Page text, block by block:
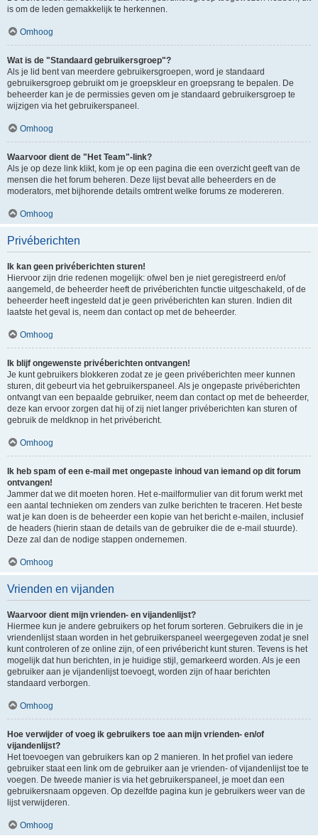
is om de leden gemakkelijk te herkennen.
Omhoog
Wat is de "Standaard gebruikersgroep"?
Als je lid bent van meerdere gebruikersgroepen, word je standaard
gebruikersgroep gebruikt om je groepskleur en groepsrang te bepalen. De
beheerder kan je de permissies geven om je standaard gebruikersgroep te
wijzigen via het gebruikerspaneel.
Omhoog
Waarvoor dient de "Het Team"-link?
Als je op deze link klikt, kom je op een pagina die een overzicht geeft van de
mensen die het forum beheren. Deze lijst bevat alle beheerders en de
moderators, met bijhorende details omtrent welke forums ze modereren.
Omhoog
Privéberichten
Ik kan geen privéberichten sturen!
Hiervoor zijn drie redenen mogelijk: ofwel ben je niet geregistreerd en/of
aangemeld, de beheerder heeft de privéberichten functie uitgeschakeld, of de
beheerder heeft ingesteld dat je geen privéberichten kan sturen. Indien dit
laatste het geval is, neem dan contact op met de beheerder.
Omhoog
Ik blijf ongewenste privéberichten ontvangen!
Je kunt gebruikers blokkeren zodat ze je geen privéberichten meer kunnen
sturen, dit gebeurt via het gebruikerspaneel. Als je ongepaste privéberichten
ontvangt van een bepaalde gebruiker, neem dan contact op met de beheerder,
deze kan ervoor zorgen dat hij of zij niet langer privéberichten kan sturen of
gebruik de meldknop in het privébericht.
Omhoog
Ik heb spam of een e-mail met ongepaste inhoud van iemand op dit forum
ontvangen!
Jammer dat we dit moeten horen. Het e-mailformulier van dit forum werkt met
een aantal technieken om zenders van zulke berichten te traceren. Het beste
wat je kan doen is de beheerder een kopie van het bericht e-mailen, inclusief
de headers (hierin staan de details van de gebruiker die de e-mail stuurde).
Deze zal dan de nodige stappen ondernemen.
Omhoog
Vrienden en vijanden
Waarvoor dient mijn vrienden- en vijandenlijst?
Hiermee kun je andere gebruikers op het forum sorteren. Gebruikers die in je
vriendenlijst staan worden in het gebruikerspaneel weergegeven zodat je snel
kunt controleren of ze online zijn, of een privébericht kunt sturen. Tevens is het
mogelijk dat hun berichten, in je huidige stijl, gemarkeerd worden. Als je een
gebruiker aan je vijandenlijst toevoegt, worden zijn of haar berichten
standaard verborgen.
Omhoog
Hoe verwijder of voeg ik gebruikers toe aan mijn vrienden- en/of
vijandenlijst?
Het toevoegen van gebruikers kan op 2 manieren. In het profiel van iedere
gebruiker staat een link om de gebruiker aan je vrienden- of vijandenlijst toe te
voegen. De tweede manier is via het gebruikerspaneel, je moet dan een
gebruikersnaam opgeven. Op dezelfde pagina kun je gebruikers weer van de
lijst verwijderen.
Omhoog